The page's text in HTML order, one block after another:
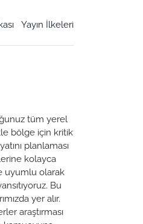
Yayın İlkeleri
tüm yerel
bölge için kritik
planlaması
kolayca
uyumlu olarak
Bu
yer alır.
araştırması